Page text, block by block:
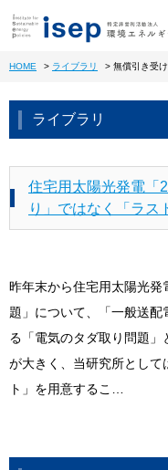
HOME > ライブラリ > 無償引き受け
ライブラリ
住宅用太陽光発電「
り」ではなく「ラス
昨年末から住宅用太陽光発
題」について、「一般送
る「電気のタダ取り問題
が大きく、当研究所として
ト」を用意するこ…